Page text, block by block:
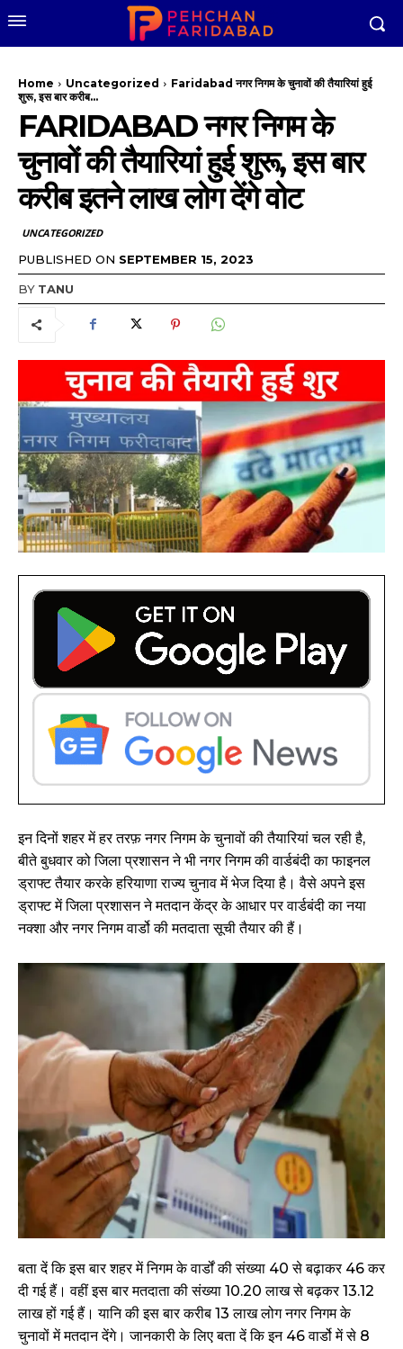
Home Uncategorized
Faridabad नगर निगम के चुनावों की तैयारियां हुई
शुरू, इस बार करीब...
FARIDABAD नगर निगम के
चुनावों की तैयारियां हुई शुरू, इस बार
करीब इतने लाख लोग देंगे वोट
UNCATEGORIZED
PUBLISHED ON SEPTEMBER 15, 2023
BY TANU
इन दिनों शहर में हर तरफ़ नगर निगम के चुनावों की तैयारियां चल रही है,
बीते बुधवार को जिला प्रशासन ने भी नगर निगम की वार्डबंदी का फाइनल
ड्राफ्ट तैयार करके हरियाणा राज्य चुनाव में भेज दिया है। वैसे अपने इस
ड्राफ्ट में जिला प्रशासन ने मतदान केंद्र के आधार पर वार्डबंदी का नया
नक्शा और नगर निगम वार्डो की मतदाता सूची तैयार की हैं।
बता दें कि इस बार शहर में निगम के वार्डों की संख्या 40 से बढ़ाकर 46 कर
दी गई हैं। वहीं इस बार मतदाता की संख्या 10.20 लाख से बढ़कर 13.12
लाख हों गई हैं। यानि की इस बार करीब 13 लाख लोग नगर निगम के
चुनावों में मतदान देंगे। जानकारी के लिए बता दें कि इन 46 वार्डो में से 8